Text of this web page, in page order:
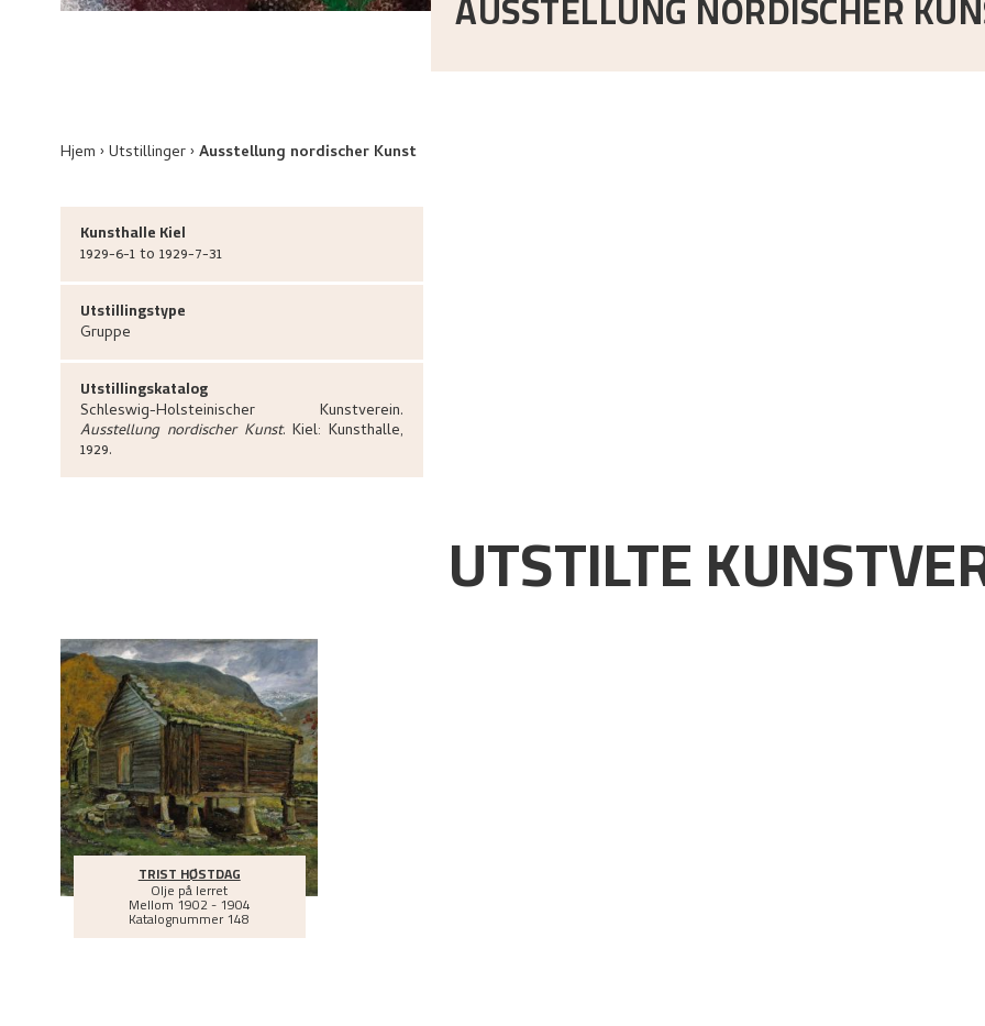
Hjem Utstillinger Ausstellung nordischer Kunst
Kunsthalle Kiel
1929-6-1 to 1929-7-31
Utstillingstype
Gruppe
Utstillingskatalog
Schleswig-Holsteinischer Kunstverein.
Ausstellung nordischer Kunst.Kiel: Kunsthalle,
1929.
UTSTILTE
TRIST HØSTDAG
Olje på lerret
Mellom 1902 - 1904
Katalognummer 148